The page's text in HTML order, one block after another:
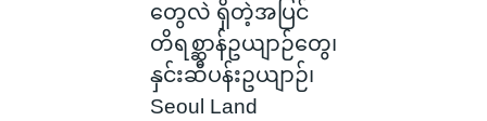
တွေလဲ ရှိတဲ့အပြင်
တိရစ္ဆာန်ဥယျာဉ်တွေ၊
နှင်းဆီပန်းဥယျာဉ်၊
Seoul Land